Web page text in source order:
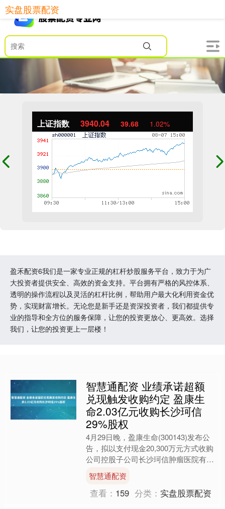
上证指数 3940.04 39.68 1.02%
盈禾配资6我们是一家专业正规的杠杆炒股服务平台，致力于为广
大投资者提供安全、高效的资金支持。平台拥有严格的风控体系、
透明的操作流程以及灵活的杠杆比例，帮助用户最大化利用资金优
势，实现财富增长。无论您是新手还是资深投资者，我们都提供专
业的指导和全方位的服务保障，让您的投资更放心、更高效。选择
我们，让您的投资更上一层楼！
实盘股票配资
智慧通配资 业绩承诺超额
兑现触发收购约定 盈康生
命2.03亿元收购长沙珂信
29%股权
4月29日晚，盈康生命(300143)发布公
告，拟以支付现金20,300万元方式收购
公司控股子公司长沙珂信肿瘤医院有限
公司（以下简称“长沙珂信”）29%股
权。本....
智慧通配资
查看： 159 分类： 实盘股票配资